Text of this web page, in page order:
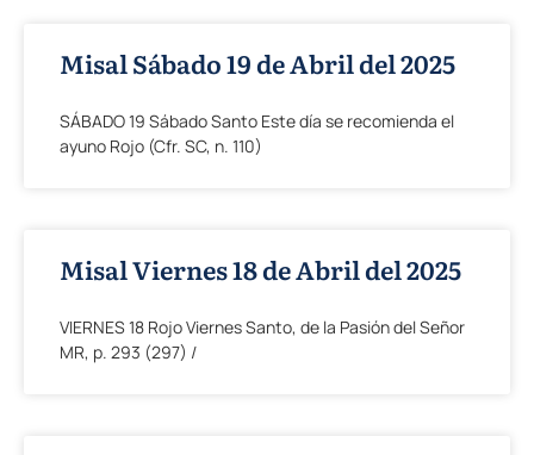
Misal Sábado 19 de Abril del 2025
SÁBADO 19 Sábado Santo Este día se recomienda el
ayuno Rojo (Cfr. SC, n. 110)
Misal Viernes 18 de Abril del 2025
VIERNES 18 Rojo Viernes Santo, de la Pasión del Señor
MR, p. 293 (297) /